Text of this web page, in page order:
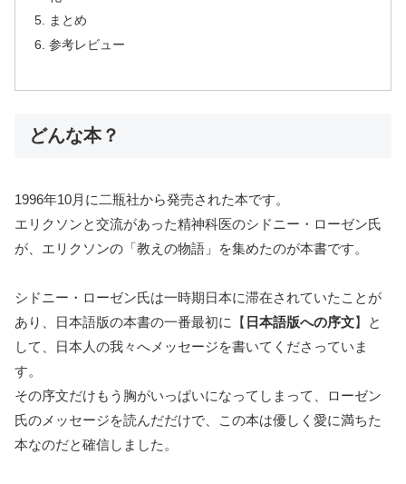
まとめ
参考レビュー
どんな本？
1996年10月に二瓶社から発売された本です。
エリクソンと交流があった精神科医のシドニー・ローゼン氏
が、エリクソンの「教えの物語」を集めたのが本書です。
シドニー・ローゼン氏は一時期日本に滞在されていたことが
あり、日本語版の本書の一番最初に【 日本語版への序文】と
して、日本人の我々へメッセージを書いてくださっていま
す。
その序文だけもう胸がいっぱいになってしまって、ローゼン
氏のメッセージを読んだだけで、この本は優しく愛に満ちた
本なのだと確信しました。